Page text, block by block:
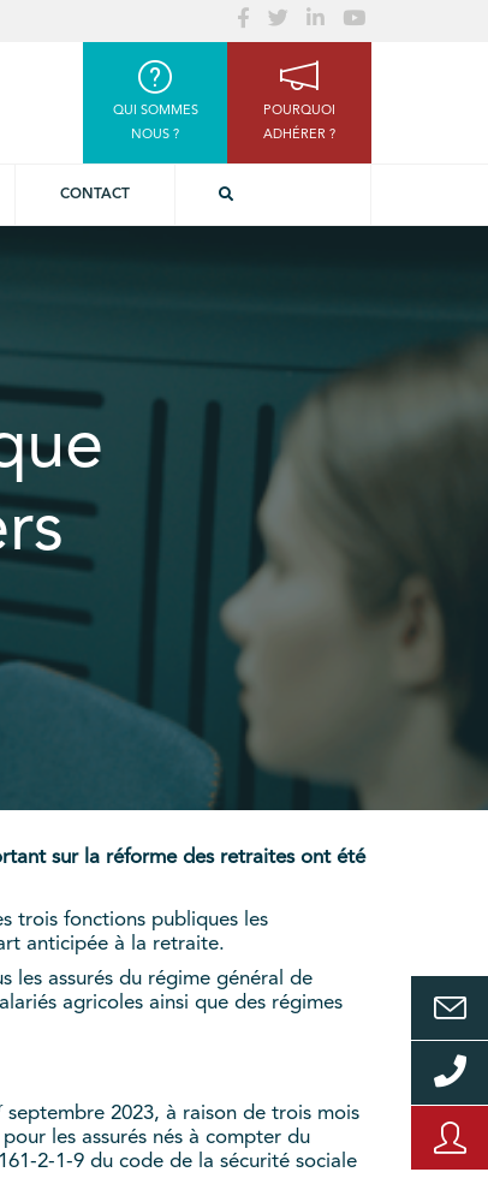
QUI SOMMES
NOUS ?
POURQUOI
ADHÉRER ?
CONTACT
sur la réforme des retraites ont été
trois fonctions publiques les
anticipée à la retraite.
les assurés du régime général de
agricoles ainsi que des régimes
septembre 2023, à raison de trois mois
les assurés nés à compter du
2-1-9 du code de la sécurité sociale